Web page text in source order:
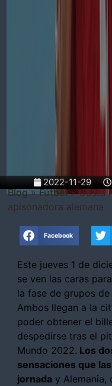
2022-11-29
Blog»Fútbol»Costa
apisonadora alemana
Facebook
Este jueves 1 de
se ven las caras
la fase de grupos
Ambos llegan a la
poder obtener el
despedirse tras el
Mundo 2022. Los
sensaciones que
jornada y Alemania,